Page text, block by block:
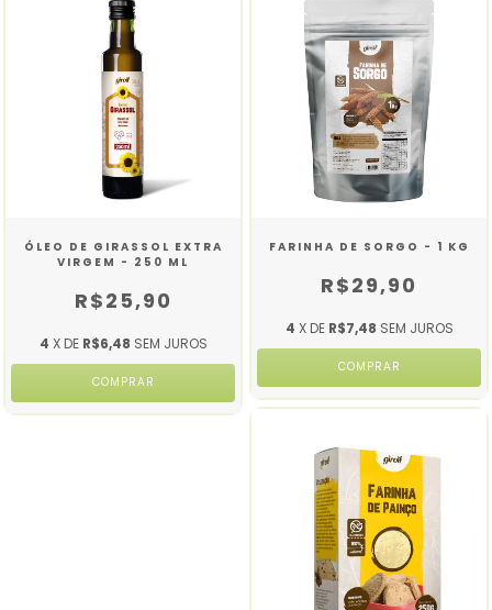
ÓLEO DE GIRASSOL EXTRA
VIRGEM - 250 ML
R$25,90
4 X DE R$6,48 SEM JUROS
FARINHA DE SORGO - 1 KG
R$29,90
4 X DE R$7,48 SEM JUROS